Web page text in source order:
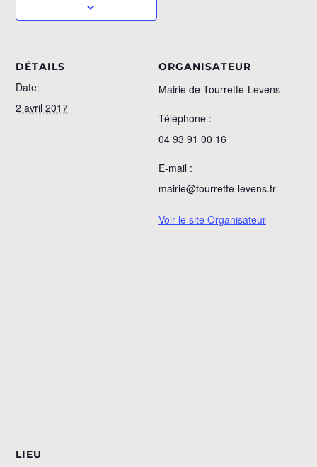
DÉTAILS
Date:
2 avril 2017
ORGANISATEUR
Mairie de Tourrette-Levens
Téléphone :
04 93 91 00 16
E-mail :
mairie@tourrette-levens.fr
Voir le site Organisateur
LIEU